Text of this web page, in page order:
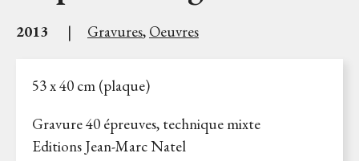
2013 | Gravures, Oeuvres
53 x 40 cm (plaque)
Gravure 40 épreuves, technique mixte
Editions Jean-Marc Natel